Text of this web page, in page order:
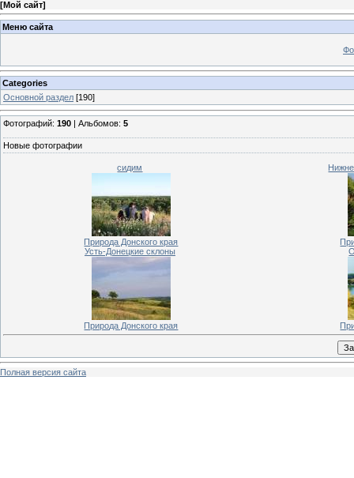
[Мой сайт]
Меню сайта
Categories
Основной раздел [190]
Фотографий: 190 | Альбомов: 5
Новые фотографии
сидим
Природа Донского края
Усть-Донецкие склоны
Природа Донского края
Полная версия сайта